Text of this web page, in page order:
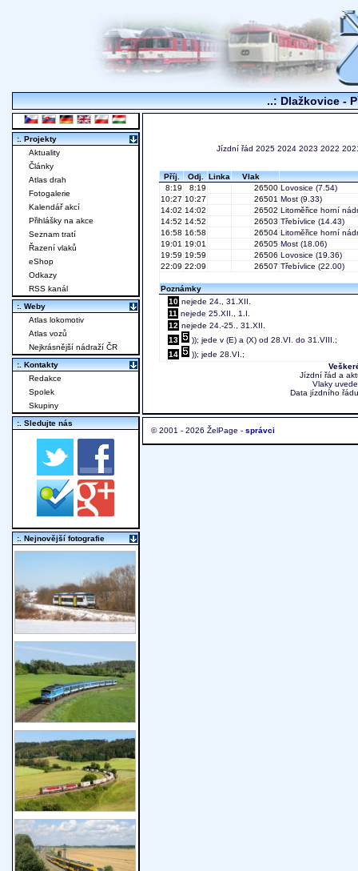
..: Dlažkovice -
Jízdní řád 2025 2024 2023 2022
Příj. Odj. Linka
Vlak
8:19
8:19 26500 Lovosice (7.54)
10:27 10:27 26501 Most (9.33)
14:02 14:02 26502 Litoměřice horní
14:52 14:52 26503 Třebívlice (14.43)
16:58 16:58 26504 Litoměřice horní
19:01 19:01 26505 Most (18.06)
19:59 19:59 26506 Lovosice (19.36)
22:09 22:09 26507 Třebívlice (22.00)
Poznámky
10 nejede 24., 31.XII.
11 nejede 25.XII., 1.I.
12 nejede 24.-25., 31.XII.
13
)); jede v (E) a (X) od 28.VI. do 31.VIII.;
14
)); jede 28.VI.;
Jízdní řád a
Vlaky
Data jízdního
© 2001 - 2026 ŽelPage - správci
:. Projekty
Aktuality
Články
Atlas drah
Fotogalerie
Kalendář akcí
Přihlášky na akce
Seznam tratí
Řazení vlaků
eShop
Odkazy
RSS kanál
:. Weby
Atlas lokomotiv
Atlas vozů
Nejkrásnější nádraží ČR
:. Kontakty
Redakce
Spolek
Skupiny
:. Sledujte nás
:. Nejnovější fotografie